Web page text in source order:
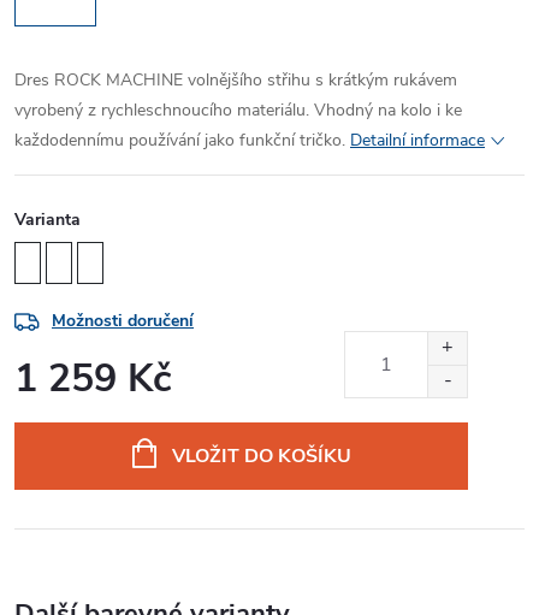
Dres ROCK MACHINE volnějšího střihu s krátkým rukávem
vyrobený z rychleschnoucího materiálu. Vhodný na kolo i ke
každodennímu používání jako funkční tričko. Detailní informace
Varianta
Možnosti doručení
1 259 Kč
VLOŽIT DO KOŠÍKU